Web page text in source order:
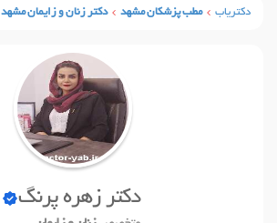
دکتریاب مطب پزشکان مشهد دکتر زنان و زایمان مشهد
دکتر زهره پرنگ